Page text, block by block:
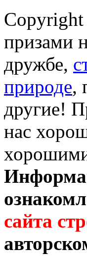
призами
дружбе,
природе,
другие!
нас
сайта